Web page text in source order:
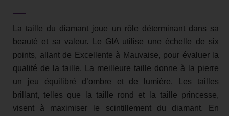
La taille du diamant joue un rôle déterminant dans sa
beauté et sa valeur. Le GIA utilise une échelle de six
points, allant de Excellente à Mauvaise, pour évaluer la
qualité de la taille. La meilleure taille donne à la pierre
un jeu équilibré d’ombre et de lumière. Les tailles
brillant, telles que la taille rond et la taille princesse,
visent à maximiser le scintillement du diamant. En